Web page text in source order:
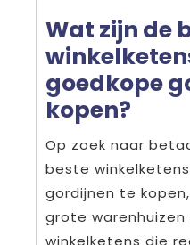
Wat zijn de
goedkope
kopen?
Op zoek naar
beste
gordijnen te
grote warenhuizen
winkelketens die